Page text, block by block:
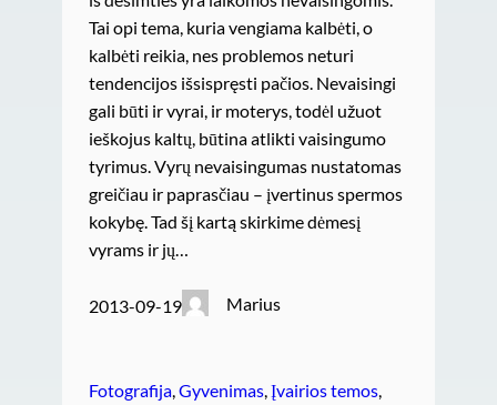
Tai opi tema, kuria vengiama kalbėti, o
kalbėti reikia, nes problemos neturi
tendencijos išsispręsti pačios. Nevaisingi
gali būti ir vyrai, ir moterys, todėl užuot
ieškojus kaltų, būtina atlikti vaisingumo
tyrimus. Vyrų nevaisingumas nustatomas
greičiau ir paprasčiau – įvertinus spermos
kokybę. Tad šį kartą skirkime dėmesį
vyrams ir jų…
2013-09-19 Marius
Fotografija, Gyvenimas, Įvairios temos